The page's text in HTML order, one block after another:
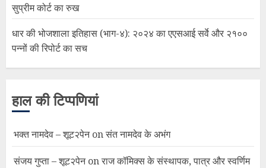
सुप्रीम कोर्ट का रुख
धार की भोजशाला इतिहास (भाग-४): २०२४ का एएसआई सर्वे और २१००
पन्नों की रिपोर्ट का सच
हाल की टिप्पणियां
भक्त नामदेव – शूट२पेनonसंत नामदेव के अभंग
संजय गुप्ता – शूट२पेनonराज कॉमिक्स के संस्थापक, पात्र और स्वर्णिम